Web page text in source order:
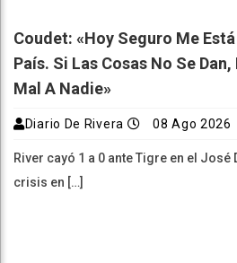
Coudet: «Hoy Seguro Me
País. Si Las Cosas No Se
Mal A Nadie»
Diario De Rivera 08 Ago 2026
River cayó 1 a 0 ante Tigre en el
crisis en […]